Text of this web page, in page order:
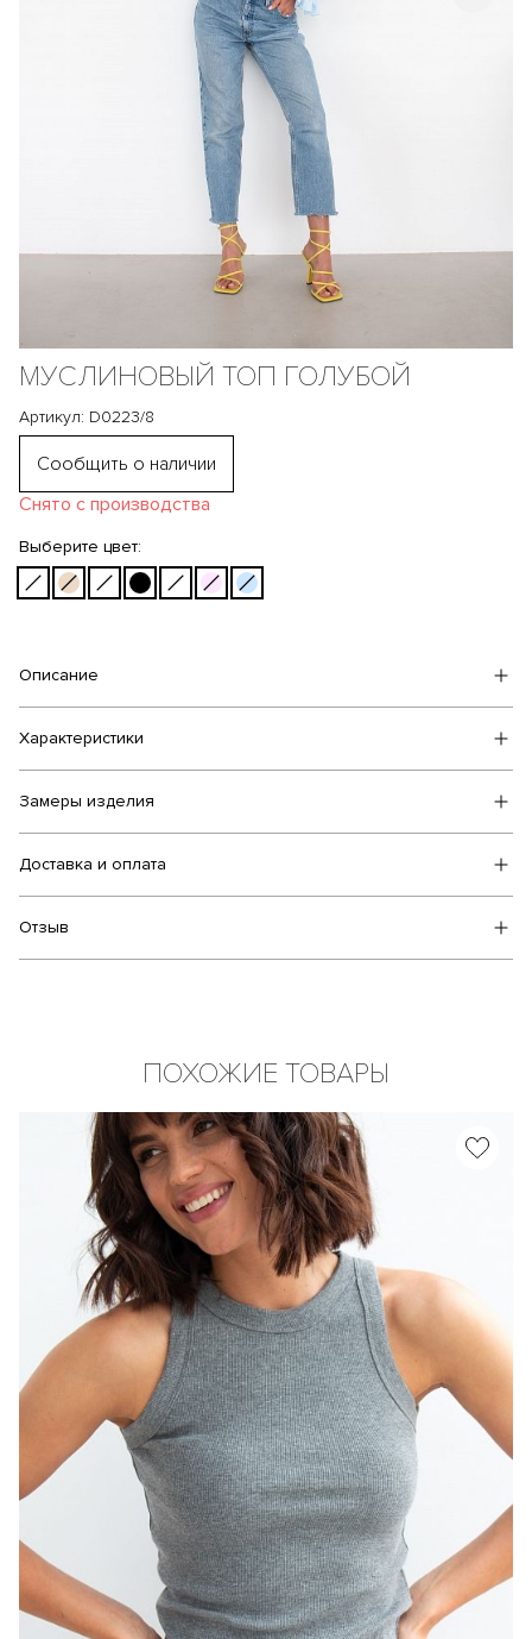
МУСЛИНОВЫЙ ТОП ГОЛУБОЙ
Артикул: D0223/8
Сообщить о наличии
Снято с производства
Выберите цвет:
Описание
Характеристики
Замеры изделия
Доставка и оплата
Отзыв
ПОХОЖИЕ ТОВАРЫ